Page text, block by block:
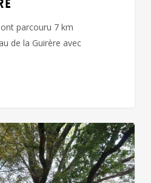
parcouru 7 km
de la Guirère avec